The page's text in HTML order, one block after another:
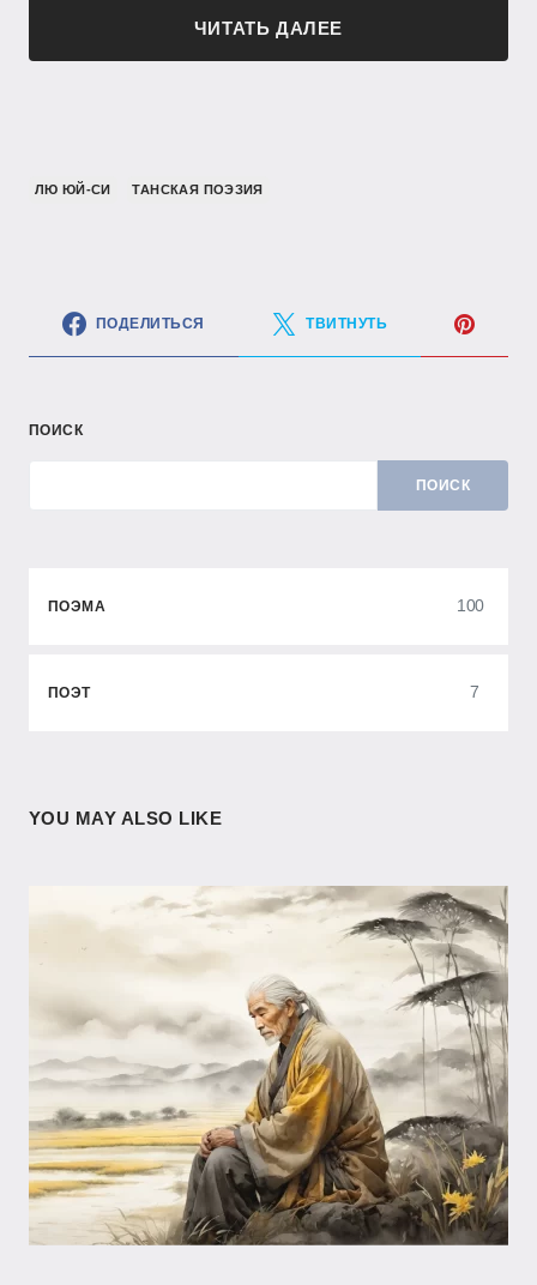
ЧИТАТЬ ДАЛЕЕ
ЛЮ ЮЙ-СИ ТАНСКАЯ ПОЭЗИЯ
ПОДЕЛИТЬСЯ ТВИТНУТЬ
ПОИСК
ПОИСК
ПОЭМА 100
ПОЭТ 7
YOU MAY ALSO LIKE